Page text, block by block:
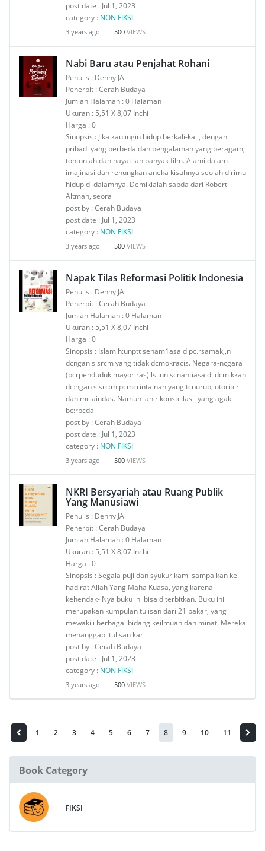
post date : Jul 1, 2023
category : NON FIKSI
3 years ago 500 VIEWS
Nabi Baru atau Penjahat Rohani
Penulis : Denny JA
Penerbit : Cerah Budaya
Jumlah Halaman : 0 Halaman
Ukuran : 5,51 X 8,07 Inchi
Harga : 0
Sinopsis : Jika kau ingin hidup berkali-kali, dengan
pribadi yang berbeda dan pengalaman yang beragam,
tontonlah dan hayatilah banyak film. Alami dalam
imajinasi dan renungkan aneka kisahnya seolah dirimu
hidup di dalamnya. Demikialah sabda dari Robert
Altman, seora
post by : Cerah Budaya
post date : Jul 1, 2023
category : NON FIKSI
3 years ago 500 VIEWS
Napak Tilas Reformasi Politik Indonesia
Penulis : Denny JA
Penerbit : Cerah Budaya
Jumlah Halaman : 0 Halaman
Ukuran : 5,51 X 8,07 Inchi
Harga : 0
Sinopsis : Islam h:unptt senam1asa dipc.rsamak,,n
dcngan sisrcm yang tidak dcmokracis. Negara-ncgara
(bcrpenduduk mayoriras) lsl:un scnantiasa diidcmikkan
dc:ngan sisrc:m pcmcrintalnan yang tcnurup, otoritcr
dan mc:aindas. Namun lahir konstc:lasii yang agak
bc:rbcda
post by : Cerah Budaya
post date : Jul 1, 2023
category : NON FIKSI
3 years ago 500 VIEWS
NKRI Bersyariah atau Ruang Publik
Yang Manusiawi
Penulis : Denny JA
Penerbit : Cerah Budaya
Jumlah Halaman : 0 Halaman
Ukuran : 5,51 X 8,07 Inchi
Harga : 0
Sinopsis : Segala puji dan syukur kami sampaikan ke
hadirat Allah Yang Maha Kuasa, yang karena
kehendak- Nya buku ini bisa diterbitkan. Buku ini
merupakan kumpulan tulisan dari 21 pakar, yang
mewakili berbagai bidang keilmuan dan minat. Mereka
menanggapi tulisan kar
post by : Cerah Budaya
post date : Jul 1, 2023
category : NON FIKSI
3 years ago 500 VIEWS
1 2 3 4 5 6 7 8 9 10 11
Book Category
FIKSI